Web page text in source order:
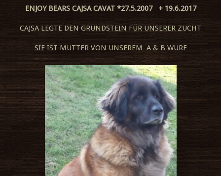
ENJOY BEARS CAJSA CAVAT *27.5.2007 + 19.6.2017
CAJSA LEGTE DEN GRUNDSTEIN FÜR UNSERER ZUCHT
SIE IST MUTTER VON UNSEREM A & B WURF